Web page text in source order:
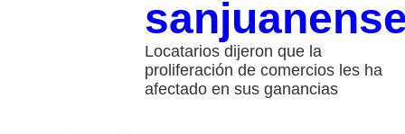
Locatarios dijeron que la
proliferación de comercios les ha
afectado en sus ganancias